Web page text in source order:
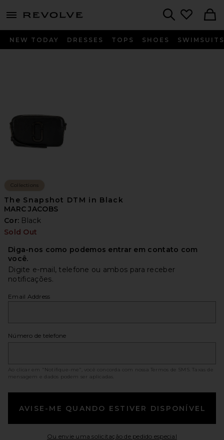
menu - shows more content
NEW TODAY DRESSES TOPS SHOES SWIMSUITS
Collections
The Snapshot DTM in Black
MARC JACOBS
Cor: Black
Sold Out
Diga-nos como podemos entrar em contato com
você.
Digite e-mail, telefone ou ambos para receber
notificações.
Email Address
Número de telefone
Ao clicar em "Notifique-me", você concorda com nossa Termos de SMS
. Taxas de
mensagem e dados podem ser aplicadas.
AVISE-ME QUANDO ESTIVER DISPONÍVEL
Ou envie uma solicitação de pedido especialOpens in a